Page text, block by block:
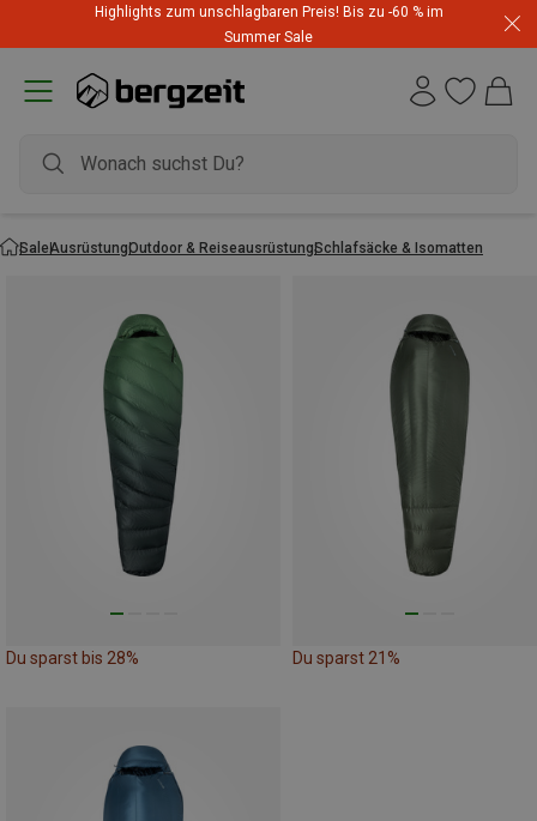
Highlights zum unschlagbaren Preis! Bis zu -60 % im
Summer Sale
SaleAusrüstungOutdoor & ReiseausrüstungSchlafsäcke & Isomatten
Du sparst bis 28% Du sparst 21%